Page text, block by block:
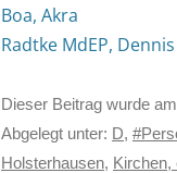
Boa, Akra
Radtke MdEP,
Dieser Beitrag wurde am
Abgelegt unter: D,
Holsterhausen, Kirchen,